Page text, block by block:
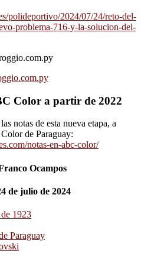
polideportivo/2024/07/24/reto-del-
problema-716-y-la-solucion-del-
Color a partir de 2022
notas de esta nueva etapa, a
de Paraguay:
notas-en-abc-color/
Ocampos
de julio de 2024
1923
Paraguay